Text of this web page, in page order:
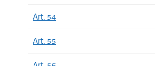
Art. 54
Art. 55